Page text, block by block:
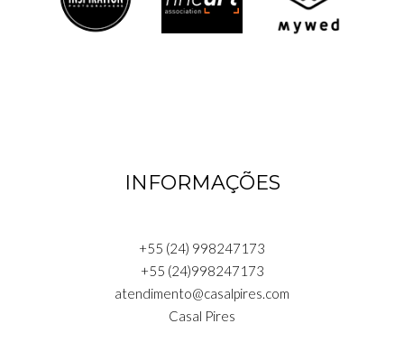
INFORMAÇÕES
+55 (24) 998247173
+55 (24)998247173
atendimento@casalpires.com
Casal Pires